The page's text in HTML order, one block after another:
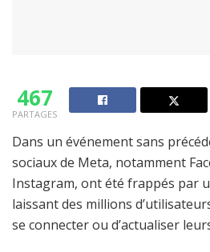
467
PARTAGES
Dans un événement sans
sociaux de Meta, notamment
Instagram, ont été frappés par
laissant des millions
se connecter ou d’actualiser